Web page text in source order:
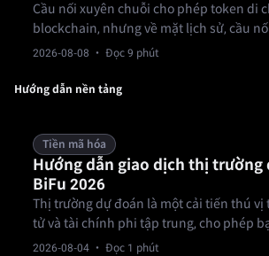
Cầu nối xuyên chuỗi cho phép token di
blockchain, nhưng về mặt lịch sử, cầu
những phần dễ bị tấn công nhất của cơ
nào phụ thuộc vào nó.
2026-08-08 · Đọc 9 phút
Hướng dẫn nền tảng
Tiền mã hóa
Hướng dẫn giao dịch thị trường
BiFu 2026
Thị trường dự đoán là một cải tiến thú vị
tử và tài chính phi tập trung, cho phép
trên các sự kiện thực tế như kết quả thể
2026-08-04 · Đọc 1 phút